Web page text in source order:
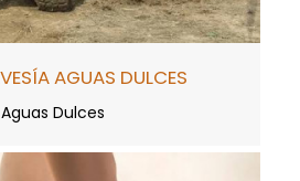
AGUAS DULCES
Aguas Dulces